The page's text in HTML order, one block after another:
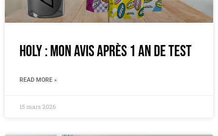
Holy : mon avis après 1 an de test
READ MORE »
15 mars 2026